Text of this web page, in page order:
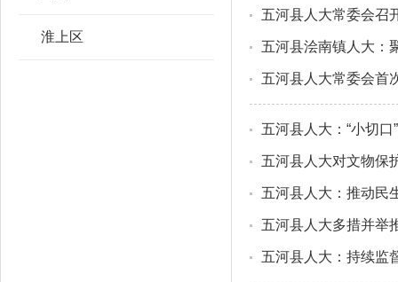
淮上区
五河县人大常委会召
五河县浍南镇人大：
五河县人大常委会首
五河县人大：“小切口
五河县人大对文物保
五河县人大：推动民
五河县人大多措并举
五河县人大：持续监